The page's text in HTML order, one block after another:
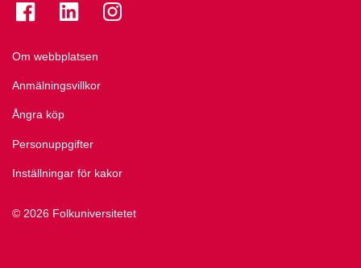
© 2026 Folkuniversitetet
Om webbplatsen
Anmälningsvillkor
Ångra köp
Personuppgifter
Inställningar för kakor
Se folkuniversitetet på Facebook
Se folkuniversitetet på LinkedIn